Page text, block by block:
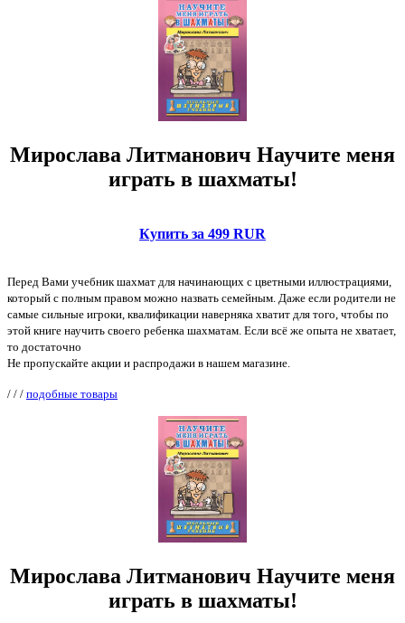
Мирослава Литманович Научите меня
играть в шахматы!
Купить за 499 RUR
Перед Вами учебник шахмат для начинающих с цветными иллюстрациями,
который с полным правом можно назвать семейным. Даже если родители не
самые сильные игроки, квалификации наверняка хватит для того, чтобы по
этой книге научить своего ребенка шахматам. Если всё же опыта не хватает,
то достаточно
Не пропускайте акции и распродажи в нашем магазине.
/ / / подобные товары
Мирослава Литманович Научите меня
играть в шахматы!